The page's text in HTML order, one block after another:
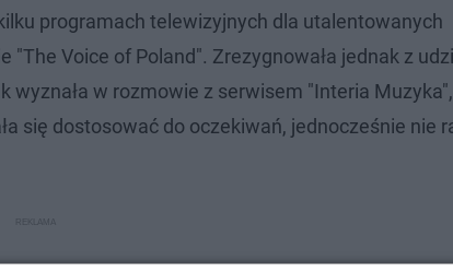
programach telewizyjnych dla utalentowanych
Voice of Poland". Zrezygnowała jednak z
w rozmowie z serwisem "Interia Muzyka",
się dostosować do oczekiwań, jednocześnie nie